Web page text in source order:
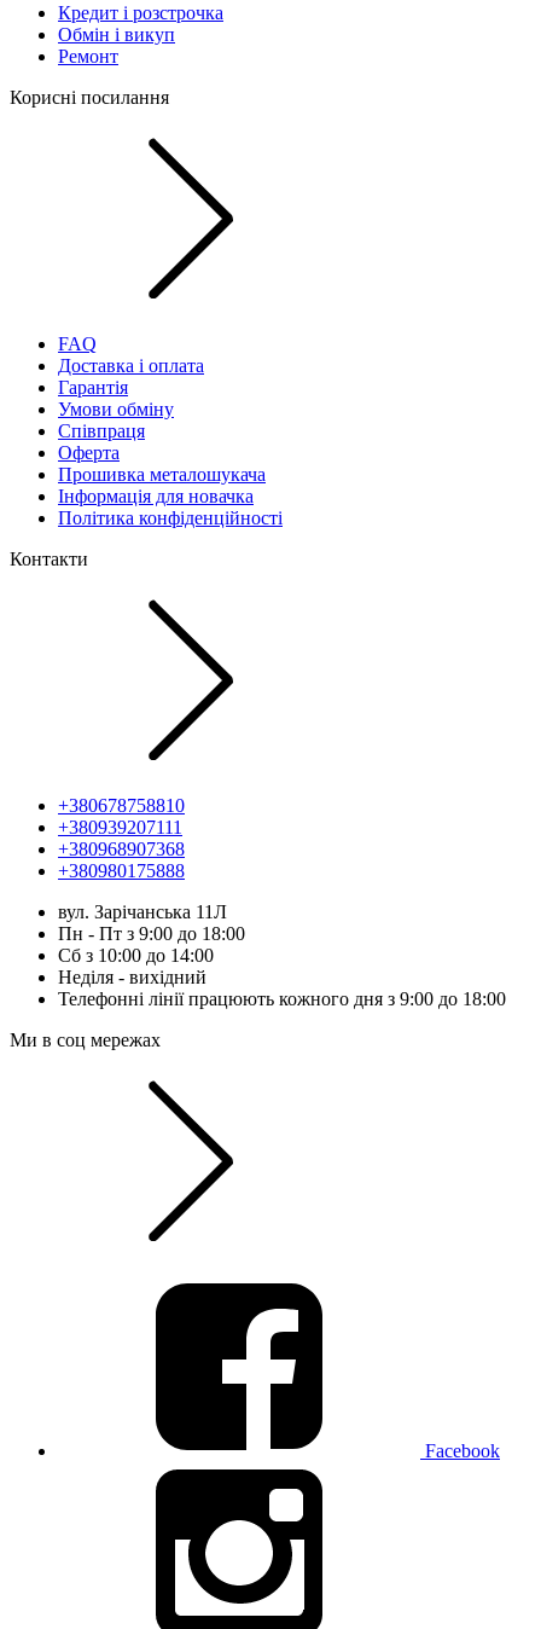
Кредит і розстрочка
Обмін і викуп
Ремонт
Корисні посилання
FAQ
Доставка і оплата
Гарантія
Умови обміну
Співпраця
Оферта
Прошивка металошукача
Інформація для новачка
Політика конфіденційності
Контакти
+380678758810
+380939207111
+380968907368
+380980175888
вул. Зарічанська 11Л
Пн - Пт з 9:00 до 18:00
Сб з 10:00 до 14:00
Неділя - вихідний
Телефонні лінії працюють кожного дня з 9:00 до 18:00
Ми в соц мережах
Facebook